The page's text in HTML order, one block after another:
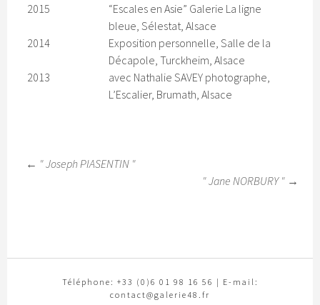
2015
“Escales en Asie” Galerie La ligne
bleue, Sélestat, Alsace
2014
Exposition personnelle, Salle de la
Décapole, Turckheim, Alsace
2013
avec Nathalie SAVEY photographe,
L’Escalier, Brumath, Alsace
← " Joseph PIASENTIN "
" Jane NORBURY " →
Téléphone: +33 (0)6 01 98 16 56 | E-mail:
contact@galerie48.fr